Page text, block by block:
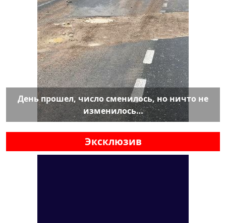
День прошел, число сменилось, но ничто не
изменилось…
Эксклюзив